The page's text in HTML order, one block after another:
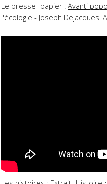
Le presse -papier : Avanti
l'écologie - Joseph Dejacques.